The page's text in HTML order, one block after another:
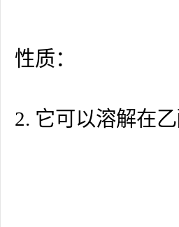
性质：
2. 它可以溶解在